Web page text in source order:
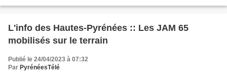
L'info des Hautes-Pyrénées :: Les JAM 65
mobilisés sur le terrain
Publié le 24/04/2023 à 07:32
Par PyrénéesTélé